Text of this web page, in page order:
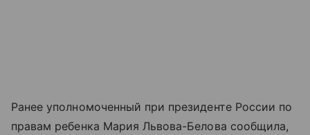
Ранее уполномоченный при президенте России по
правам ребенка Мария Львова-Белова сообщила,